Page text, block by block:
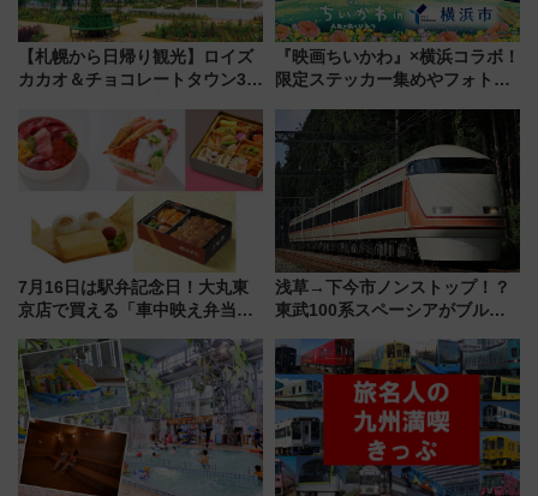
【札幌から日帰り観光】ロイズ
カカオ＆チョコレートタウン3周
詰め放題を開催、ロイズタウン
駅からのアクセスも
『映画ちいかわ』×横浜コラボ！
限定ステッカー集めやフォトス
いを満喫しよう（花火鑑賞会応
募は7/12まで！）
7月16日は駅弁記念日！大丸東
京店で買える「車中映え弁当」
浅草→下今市ノンストップ！？
東武100系スペーシアがブルー
ー当時の停車駅」を再現 運転
時刻や特急券の買い方を紹介